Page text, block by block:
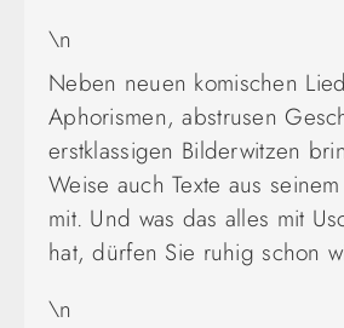
\n
Neben neuen komischen
Aphorismen, abstrusen
erstklassigen Bilderwitzen
Weise auch Texte aus
mit. Und was das alles mit
hat, dürfen Sie ruhig schon
\n